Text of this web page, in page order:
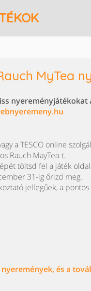
MyTea
a TESCO online
Rauch MayTea-t.
töltsd fel a játék
31-ig őrizd meg.
jellegűek, a
és a